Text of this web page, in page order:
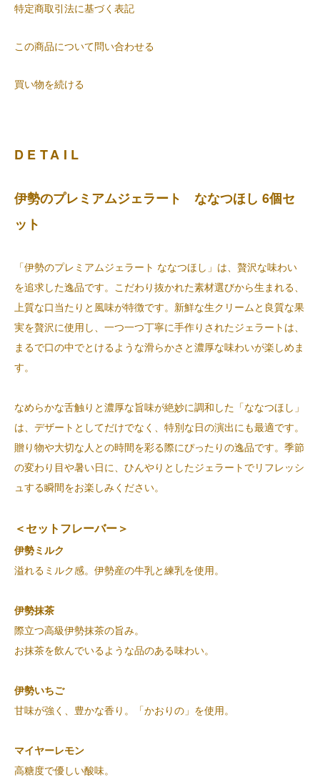
特定商取引法に基づく表記
この商品について問い合わせる
買い物を続ける
DETAIL
伊勢のプレミアムジェラート ななつほし 6個セ
ット
「伊勢のプレミアムジェラート ななつほし」は、贅沢な味わい
を追求した逸品です。こだわり抜かれた素材選びから生まれる、
上質な口当たりと風味が特徴です。新鮮な生クリームと良質な果
実を贅沢に使用し、一つ一つ丁寧に手作りされたジェラートは、
まるで口の中でとけるような滑らかさと濃厚な味わいが楽しめま
す。
なめらかな舌触りと濃厚な旨味が絶妙に調和した「ななつほし」
は、デザートとしてだけでなく、特別な日の演出にも最適です。
贈り物や大切な人との時間を彩る際にぴったりの逸品です。季節
の変わり目や暑い日に、ひんやりとしたジェラートでリフレッシ
ュする瞬間をお楽しみください。
＜セットフレーバー＞
伊勢ミルク
溢れるミルク感。伊勢産の牛乳と練乳を使用。
伊勢抹茶
際立つ高級伊勢抹茶の旨み。
お抹茶を飲んでいるような品のある味わい。
伊勢いちご
甘味が強く、豊かな香り。「かおりの」を使用。
マイヤーレモン
高糖度で優しい酸味。